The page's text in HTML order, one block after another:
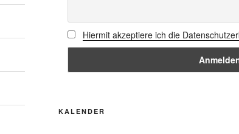
Hiermit akzeptiere ich die
KALENDER